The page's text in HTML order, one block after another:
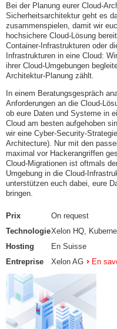
Bei der Planung eurer Cloud-
Sicherheitsarchitektur geht es
zusammenspielen, damit wir
hochsichere Cloud-Lösung
Container-Infrastrukturen oder
Infrastrukturen in eine Cloud:
ihrer Cloud-Umgebungen
Architektur-Planung zählt.
In einem Beratungsgespräch
Anforderungen an die Cloud-
ob eure Daten und Systeme in
Cloud am besten aufgehoben
wir eine Cyber-Security-
Architecture). Nur mit den
maximal vor Hackerangriffen
Cloud-Migrationen ist oftmals
Umgebung in die Cloud-
unterstützen euch dabei, eure
bringen.
Prix
On request
TechnologieXelon HQ,
Hosting
En Suisse
Entreprise
Xelon AG En